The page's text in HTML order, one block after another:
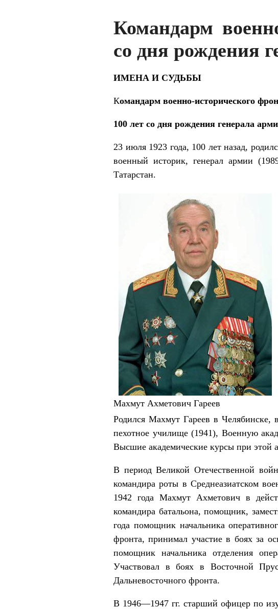
Командарм
со дня рождения
ИМЕНА И СУДЬБЫ
Командарм военно-исторического
100 лет со дня рождения генерала
23 июля 1923 года, 100 лет назад,
военный историк, генерал армии
Татарстан.
Махмут Ахметович Гареев
Родился Махмут Гареев в Челябинске,
пехотное училище (1941), Военную
Высшие академические курсы при этой
В период Великой Отечественной
командира роты в Среднеазиатском
1942 года Махмут Ахметович в
командира батальона, помощник,
года помощник начальника
фронта, принимал участие в боях за
помощник начальника отделения
Участвовал в боях в Восточной
Дальневосточного фронта.
В 1946—1947 гг. старший офицер по